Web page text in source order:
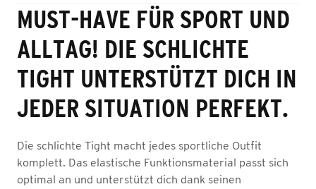
MUST-HAVE FÜR SPORT UND
ALLTAG! DIE SCHLICHTE
TIGHT UNTERSTÜTZT DICH IN
JEDER SITUATION PERFEKT.
Die schlichte Tight macht jedes sportliche Outfit
komplett. Das elastische Funktionsmaterial passt sich
optimal an und unterstützt dich dank seinen